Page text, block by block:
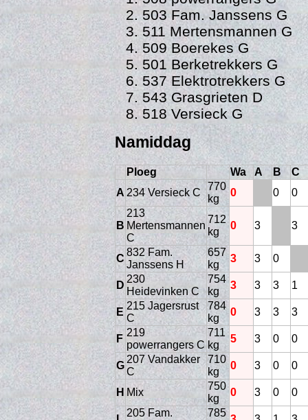
503 Fam. Janssens G
511 Mertensmannen G
509 Boerekes G
501 Berketrekkers G
537 Elektrotrekkers G
543 Grasgrieten D
518 Versieck G
Namiddag
Ploeg Wa A B
C
A 234 Versieck C
770
kg
0 0 0
B
213
Mertensmannen
C
712
kg
0 3 3
C
832 Fam.
Janssens H
657
kg
3 3 0
D
230
Heidevinken C
754
kg
3 3 3 1
E
215 Jagersrust
C
784
kg
0 3 3 3
F
219
powerrangers C
711
kg
5 3 0 0
G
207 Vandakker
C
710
kg
0 3 0 0
H Mix
750
kg
0 3 0 0
205 Fam.
785